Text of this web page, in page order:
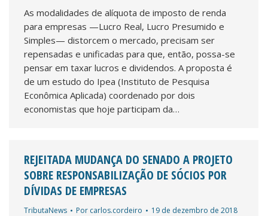
As modalidades de alíquota de imposto de renda
para empresas —Lucro Real, Lucro Presumido e
Simples— distorcem o mercado, precisam ser
repensadas e unificadas para que, então, possa-se
pensar em taxar lucros e dividendos. A proposta é
de um estudo do Ipea (Instituto de Pesquisa
Econômica Aplicada) coordenado por dois
economistas que hoje participam da…
REJEITADA MUDANÇA DO SENADO A PROJETO
SOBRE RESPONSABILIZAÇÃO DE SÓCIOS POR
DÍVIDAS DE EMPRESAS
TributaNews Por carlos.cordeiro 19 de dezembro de 2018